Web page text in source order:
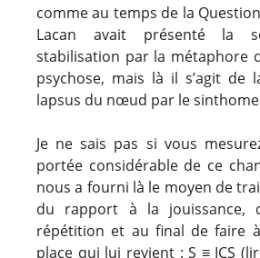
comme au temps de la
Lacan avait présenté la
stabilisation par la métaphore
psychose, mais là il s’agit de
lapsus du nœud par le
Je ne sais pas si vous
portée considérable de ce
nous a fourni là le moyen de
du rapport à la jouissance,
répétition et au final de faire à
place qui lui revient : S ≡ ICS